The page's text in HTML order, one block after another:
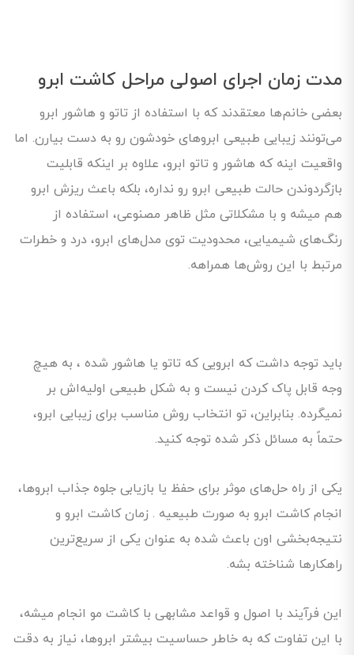
مدت زمان اجرای اصولی مراحل کاشت ابرو
بعضی خانم‌ها معتقدند که با استفاده از تاتو و هاشور ابرو
می‌تونند زیبایی طبیعی ابروهای خودشون رو به دست بیارن. اما
واقعیت اینه که هاشور و تاتو ابرو، علاوه بر اینکه قابلیت
بازگردوندن حالت طبیعی ابرو رو نداره، بلکه باعث ریزش ابرو
هم میشه و با مشکلاتی مثل ظاهر مصنوعی، استفاده از
رنگ‌های شیمیایی، محدودیت توی مدل‌های ابرو، درد و خطرات
مرتبط با این روش‌ها همراهه.
باید توجه داشت که ابرویی که تاتو یا هاشور شده ، به هیچ
وجه قابل پاک کردن نیست و به شکل طبیعی اولیه‌اش بر
نمیگرده. بنابراین، تو انتخاب روش مناسب برای زیبایی ابرو،
حتماً به مسائل ذکر شده توجه کنید.
یکی از راه‌ حل‌های موثر برای حفظ یا بازیابی جلوه جذاب ابروها،
انجام کاشت ابرو به صورت طبیعیه . زمان کاشت ابرو و
نتیجه‌بخشی اون باعث شده به عنوان یکی از سریع‌ترین
راهکارها شناخته بشه.
این فرآیند با اصول و قواعد مشابهی با کاشت مو انجام میشه،
با این تفاوت که به خاطر حساسیت بیشتر ابروها، نیاز به دقت